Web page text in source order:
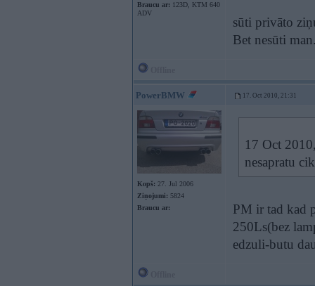
Braucu ar: 123D, KTM 640
ADV
sūti privāto
Bet nesūti
PowerBMW 17. Oct 2010, 21:31
Kopš: 27. Jul 2006
Ziņojumi: 5824
Braucu ar:
17 Oct
nesapratu
PM ir tad kad
250Ls(bez
edzuli-butu